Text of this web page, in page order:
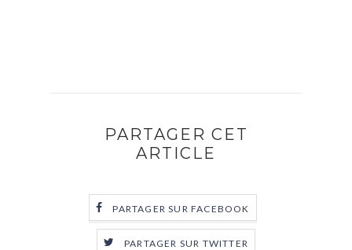
PARTAGER CET
ARTICLE
PARTAGER SUR FACEBOOK
PARTAGER SUR TWITTER